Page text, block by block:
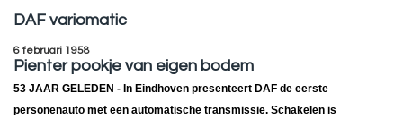
DAF variomatic
6 februari 1958
Pienter pookje van eigen bodem
53 JAAR GELEDEN - In Eindhoven presenteert DAF de eerste
personenauto met een automatische transmissie. Schakelen is